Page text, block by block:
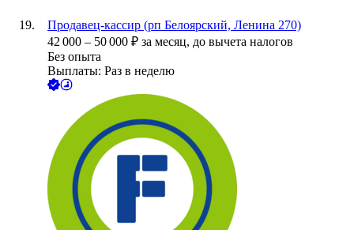
Продавец-кассир (рп Белоярский, Ленина 270)
42 000 – 50 000 ₽ за месяц, до вычета налогов
Без опыта
Выплаты: Раз в неделю